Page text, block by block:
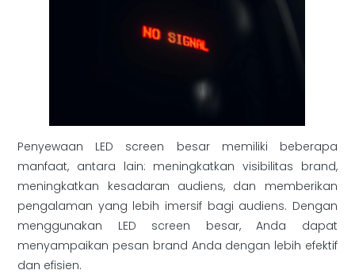
Penyewaan LED screen besar memiliki beberapa
manfaat, antara lain: meningkatkan visibilitas brand,
meningkatkan kesadaran audiens, dan memberikan
pengalaman yang lebih imersif bagi audiens. Dengan
menggunakan LED screen besar, Anda dapat
menyampaikan pesan brand Anda dengan lebih efektif
dan efisien.